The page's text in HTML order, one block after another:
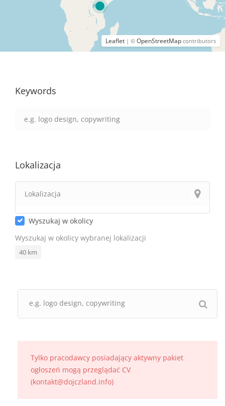
Leaflet | © OpenStreetMap contributors
Keywords
Lokalizacja
Wyszukaj w okolicy
Wyszukaj w okolicy wybranej lokalizacji
40 km
Tylko pracodawcy posiadający aktywny pakiet
ogłoszeń mogą przeglądać CV
(kontakt@dojczland.info)